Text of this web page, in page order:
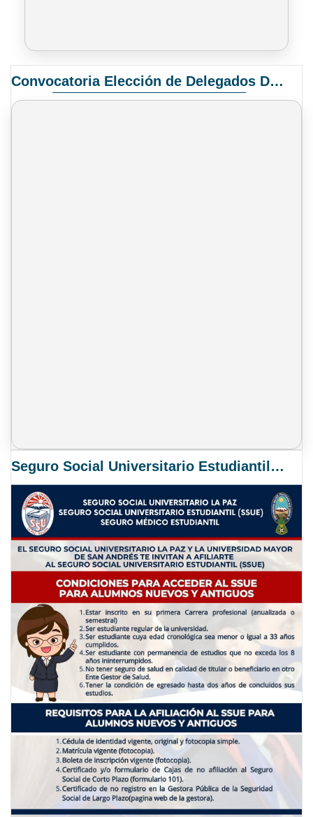
Convocatoria Elección de Delegados Docentes para el XIV Congreso Nacional de Universidades
Seguro Social Universitario Estudiantil SSUE